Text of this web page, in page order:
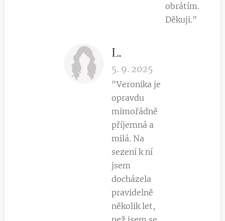
obrátím.
Děkuji."
L.
5. 9. 2025
"Veronika je
opravdu
mimořádně
příjemná a
milá. Na
sezení k ní
jsem
docházela
pravidelně
několik let,